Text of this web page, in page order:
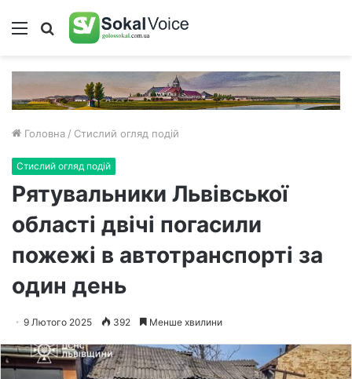
Меню Пошук
Головна / Стислий огляд подій
Стислий огляд подій
Рятувальники Львівської
області двічі погасили
пожежі в автотранспорті за
один день
9 Лютого 2025 392 Менше хвилини